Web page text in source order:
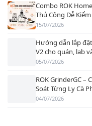
Combo ROK
Thủ Công Dễ
15/07/2026
Hướng dẫn lắp
V2 cho quán, lab
05/07/2026
ROK GrinderGC –
Soát Từng Ly Cà
04/07/2026